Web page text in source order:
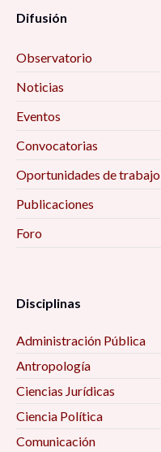
Difusión
Observatorio
Noticias
Eventos
Convocatorias
Oportunidades de trabajo
Publicaciones
Foro
Disciplinas
Administración Pública
Antropología
Ciencias Jurídicas
Ciencia Política
Comunicación